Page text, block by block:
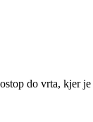
do vrta, kjer